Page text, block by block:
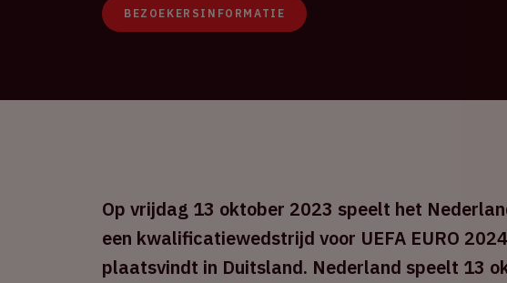
BEZOEKERSINFORMATIE
Op vrijdag 13 oktober 2023 speelt het
een kwalificatiewedstrijd voor UEFA EURO
plaatsvindt in Duitsland. Nederland speelt 13